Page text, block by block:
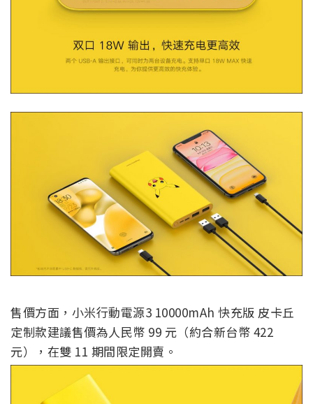
售價方面，小米行動電源3 10000mAh 快充版 皮卡丘
定制款建議售價為人民幣 99 元（約合新台幣 422
元），在雙 11 期間限定開賣。